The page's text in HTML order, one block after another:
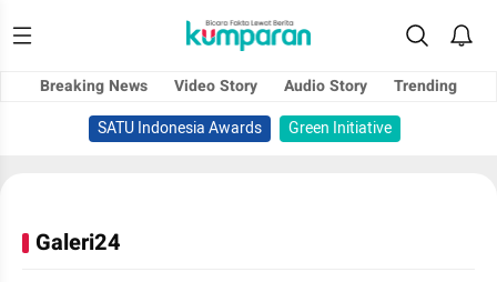
Breaking News Video Story Audio Story
Trending
SATU Indonesia Awards
Green Initiative
Galeri24